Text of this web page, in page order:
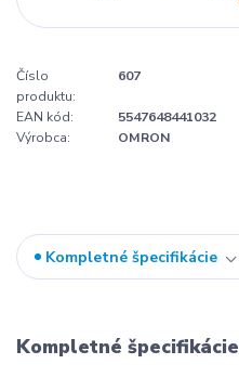
Číslo
produktu:
607
EAN kód:
5547648441032
Výrobca:
OMRON
Kompletné špecifikácie
Kompletné špecifikácie